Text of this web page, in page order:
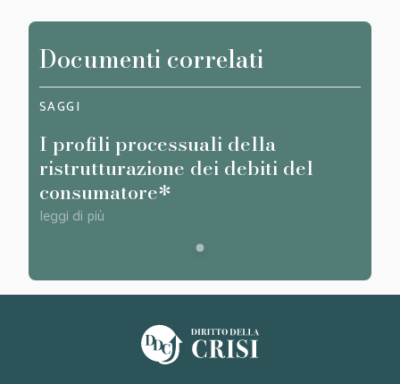
Documenti correlati
SAGGI
I profili processuali della
ristrutturazione dei debiti del
consumatore*
leggi di più